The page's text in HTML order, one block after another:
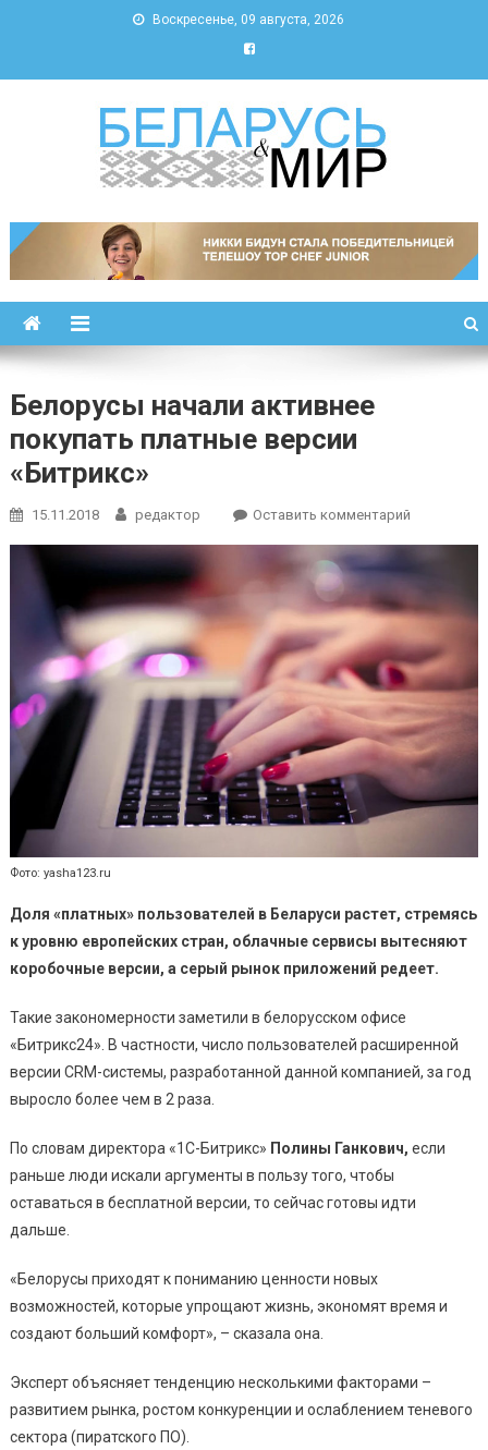
Воскресенье, 09 августа, 2026
Беларусь и мир
Белорусы начали активнее
покупать платные версии
«Битрикс»
15.11.2018 редактор Оставить комментарийк
активнее
покупать
платные
версии
«Битрикс»
Фото: yasha123.ru
Доля «платных» пользователей в Беларуси растет, стремясь
к уровню европейских стран, облачные сервисы вытесняют
коробочные версии, а серый рынок приложений редеет.
Такие закономерности заметили в белорусском офисе
«Битрикс24». В частности, число пользователей расширенной
версии CRM-системы, разработанной данной компанией, за год
выросло более чем в 2 раза.
По словам директора «1С-Битрикс» Полины Ганкович, если
раньше люди искали аргументы в пользу того, чтобы
оставаться в бесплатной версии, то сейчас готовы идти
дальше.
«Белорусы приходят к пониманию ценности новых
возможностей, которые упрощают жизнь, экономят время и
создают больший комфорт», – сказала она.
Эксперт объясняет тенденцию несколькими факторами –
развитием рынка, ростом конкуренции и ослаблением теневого
сектора (пиратского ПО).